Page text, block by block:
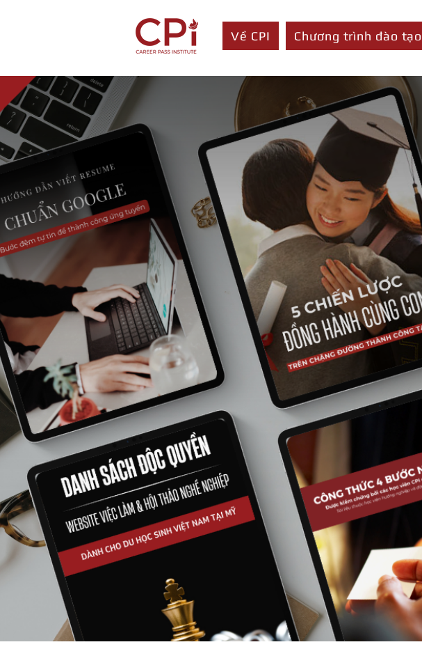
Về CPI Chương trình đào tạo